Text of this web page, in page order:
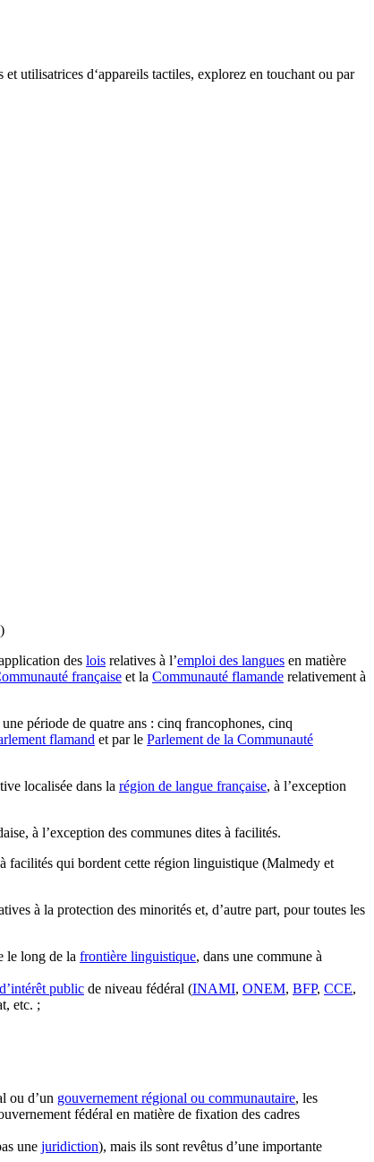
utilisatrices d‘appareils tactiles, explorez en touchant ou par
des lois relatives à l’emploi des langues en matière
française et la Communauté flamande relativement à
période de quatre ans : cinq francophones, cinq
flamand et par le Parlement de la Communauté
localisée dans la région de langue française, à l’exception
à l’exception des communes dites à facilités.
facilités qui bordent cette région linguistique (Malmedy et
à la protection des minorités et, d’autre part, pour toutes les
le long de la frontière linguistique, dans une commune à
public de niveau fédéral (INAMI, ONEM, BFP, CCE,
etc. ;
ou d’un gouvernement régional ou communautaire, les
fédéral en matière de fixation des cadres
une juridiction), mais ils sont revêtus d’une importante